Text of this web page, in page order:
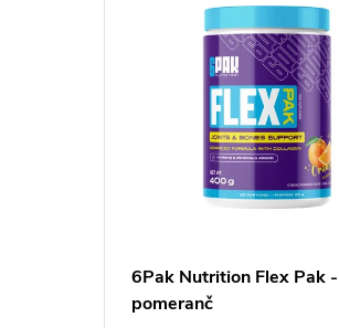
6Pak Nutrition Flex Pak
pomeranč